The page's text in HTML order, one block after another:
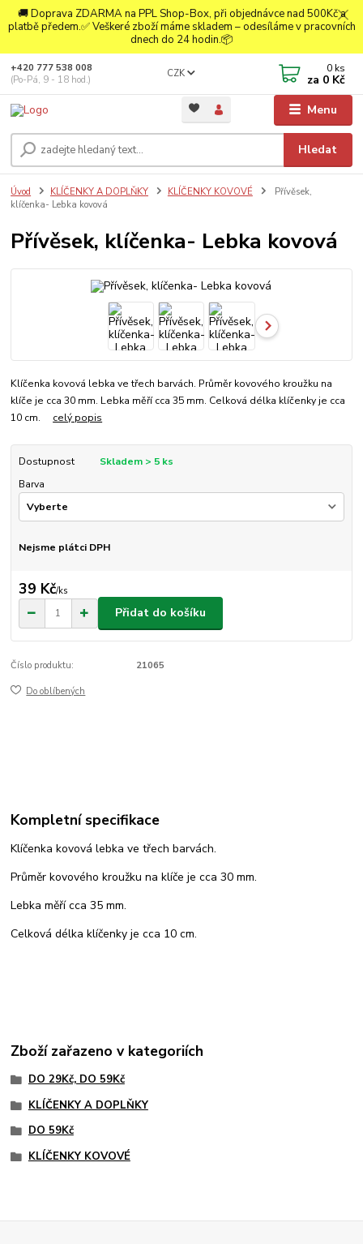
🚚 Doprava ZDARMA na PPL Shop-Box, při objednávce nad 500Kč a
platbě předem.✅ Veškeré zboží máme skladem – odesíláme v pracovních
dnech do 24 hodin.📦
Menu
CZK
Hledat
+420 777 538 008
(Po-Pá, 9 - 18 hod.)
0 ks
za 0 Kč
Úvod KLÍČENKY A DOPLŇKY KLÍČENKY KOVOVÉ
Přívěsek,
klíčenka- Lebka kovová
Přívěsek, klíčenka- Lebka kovová
Klíčenka kovová lebka ve třech barvách. Průměr kovového kroužku na
klíče je cca 30 mm. Lebka měří cca 35 mm. Celková délka klíčenky je cca
10 cm. celý popis
Dostupnost
Skladem > 5 ks
Barva
Nejsme plátci DPH
39 Kč/ks
Přidat do košíku
Číslo produktu: 21065
Do oblíbených
Kompletní specifikace
Klíčenka kovová lebka ve třech barvách.
Průměr kovového kroužku na klíče je cca 30 mm.
Lebka měří cca 35 mm.
Celková délka klíčenky je cca 10 cm.
Zboží zařazeno v kategoriích
DO 29Kč, DO 59Kč
KLÍČENKY A DOPLŇKY
DO 59Kč
KLÍČENKY KOVOVÉ